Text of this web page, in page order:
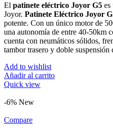
El patinete eléctrico Joyor G5 es
Joyor. Patinete Eléctrico Joyor
potente. Con un único motor de
una autonomía de entre 40-50km
cuenta con neumáticos sólidos,
tambor trasero y doble suspensión
Add to wishlist
Añadir al carrito
Quick view
-6% New
Compare